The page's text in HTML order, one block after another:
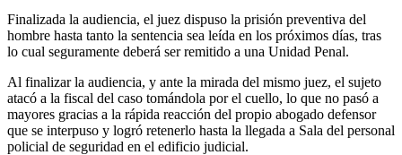
Finalizada la audiencia, el juez dispuso la prisión preventiva del
hombre hasta tanto la sentencia sea leída en los próximos días, tras
lo cual seguramente deberá ser remitido a una Unidad Penal.
Al finalizar la audiencia, y ante la mirada del mismo juez, el sujeto
atacó a la fiscal del caso tomándola por el cuello, lo que no pasó a
mayores gracias a la rápida reacción del propio abogado defensor
que se interpuso y logró retenerlo hasta la llegada a Sala del personal
policial de seguridad en el edificio judicial.